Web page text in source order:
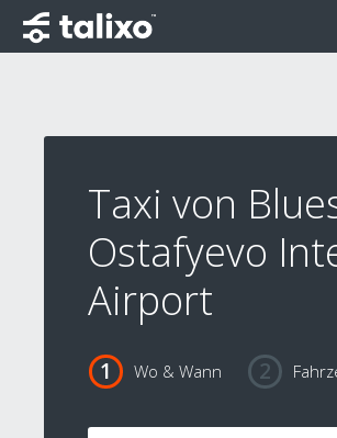
Taxi von
Ostafyevo
Airport
Wo & Wann